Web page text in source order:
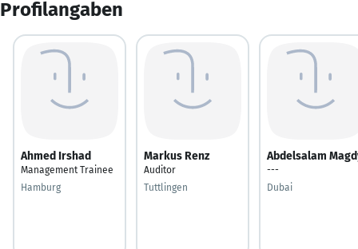
Profilangaben
Ahmed Irshad
Management Trainee
Hamburg
Markus Renz
Auditor
Tuttlingen
Abdelsalam
---
Dubai